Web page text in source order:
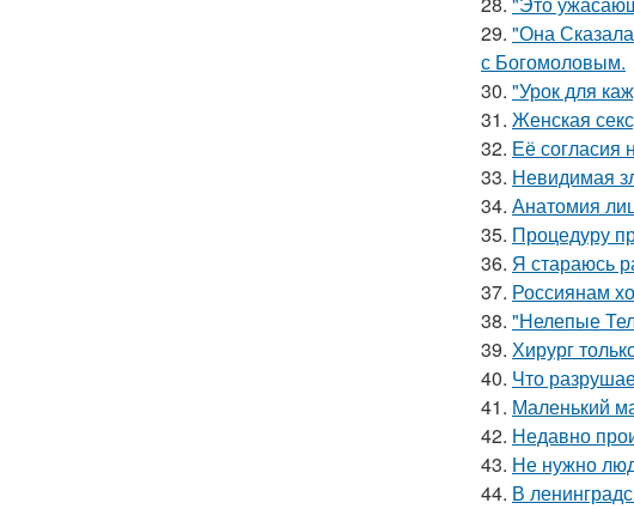
29. "Она
с Богомоловым.
30. "Урок для
31. Женская
32. Её согласия
33. Невидимая
34. Анатомия
35. Процедуру
36. Я стараюсь
37. Россиянам
38. "Нелепые
39. Хирург
40. Что
41. Маленький
42. Недавно
43. Не нужно
44. В